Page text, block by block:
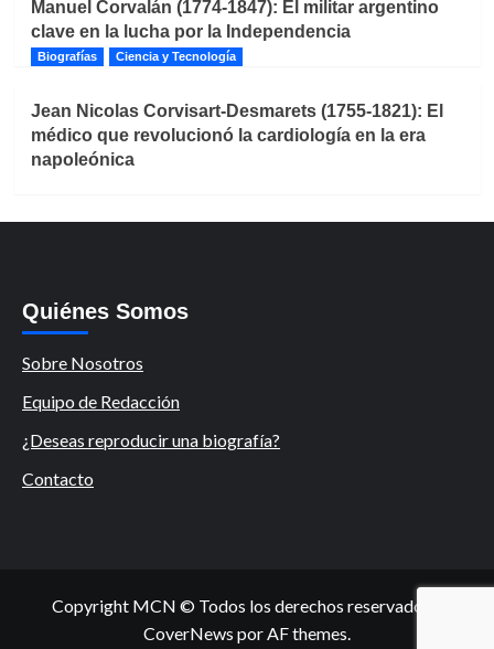
Manuel Corvalán (1774-1847): El militar argentino
clave en la lucha por la Independencia
Biografías Ciencia y Tecnología
Jean Nicolas Corvisart-Desmarets (1755-1821): El
médico que revolucionó la cardiología en la era
napoleónica
Quiénes Somos
Sobre Nosotros
Equipo de Redacción
¿Deseas reproducir una biografía?
Contacto
Copyright MCN © Todos los derechos reservados.
CoverNews por AF themes.